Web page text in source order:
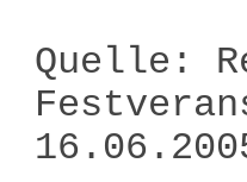
Quelle: